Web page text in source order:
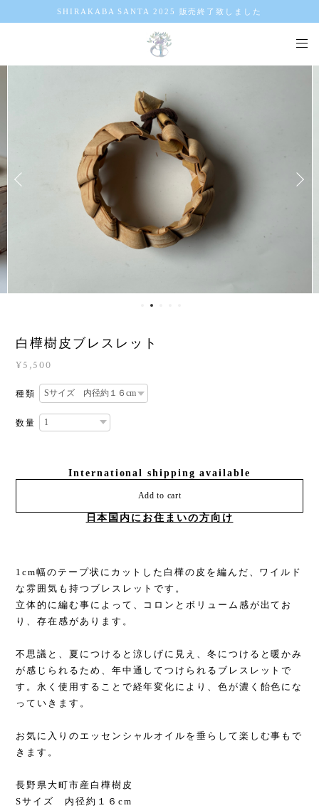
SHIRAKABA SANTA 2025 販売終了致しました
白樺樹皮ブレスレット
¥5,500
種類
数量
International shipping available
Add to cart
日本国内にお住まいの方向け
1cm幅のテープ状にカットした白樺の皮を編んだ、ワイルド
な雰囲気も持つブレスレットです。
立体的に編む事によって、コロンとボリューム感が出てお
り、存在感があります。
不思議と、夏につけると涼しげに見え、冬につけると暖かみ
が感じられるため、年中通してつけられるブレスレットで
す。永く使用することで経年変化により、色が濃く飴色にな
っていきます。
お気に入りのエッセンシャルオイルを垂らして楽しむ事もで
きます。
長野県大町市産白樺樹皮
Sサイズ 内径約１６cm